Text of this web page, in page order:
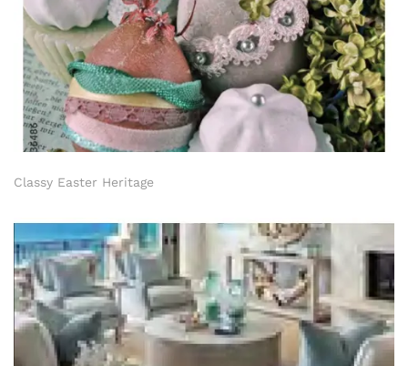
Classy Easter Heritage